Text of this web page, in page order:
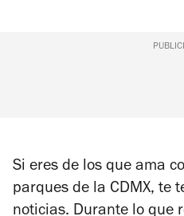
Si eres de los que ama
parques de la CDMX, te
noticias. Durante lo que